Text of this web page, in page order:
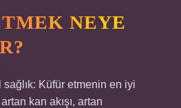
NEYE
Küfür etmenin en iyi
kan akışı, artan